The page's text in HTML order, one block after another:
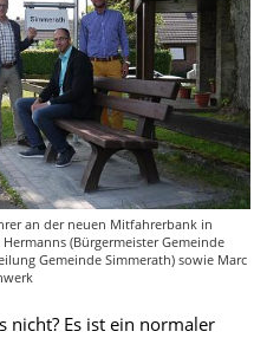
an der neuen Mitfahrerbank in
(Bürgermeister Gemeinde
Gemeinde Simmerath) sowie Marc
nicht? Es ist ein normaler